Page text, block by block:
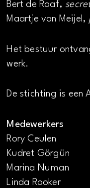
Bert de Raaf,
Maartje van Meijel,
Het bestuur
werk.
De stichting is een
Medewerkers
Rory Ceulen
Kudret Görgün
Marina Numan
Linda Rooker